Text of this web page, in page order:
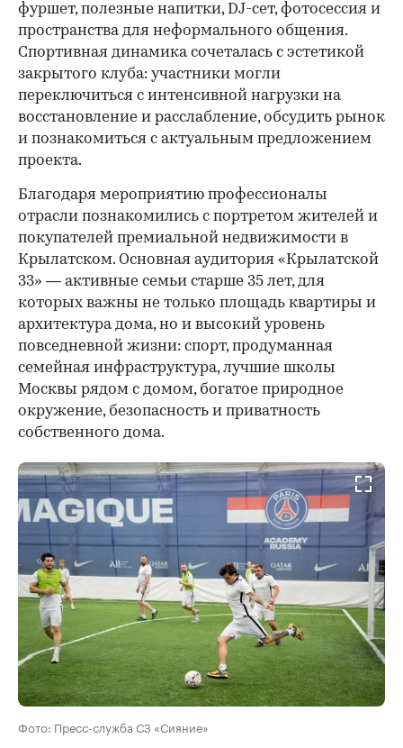
фуршет, полезные напитки, DJ-сет, фотосессия и
пространства для неформального общения.
Спортивная динамика сочеталась с эстетикой
закрытого клуба: участники могли
переключиться с интенсивной нагрузки на
восстановление и расслабление, обсудить рынок
и познакомиться с актуальным предложением
проекта.
Благодаря мероприятию профессионалы
отрасли познакомились с портретом жителей и
покупателей премиальной недвижимости в
Крылатском. Основная аудитория «Крылатской
33» — активные семьи старше 35 лет, для
которых важны не только площадь квартиры и
архитектура дома, но и высокий уровень
повседневной жизни: спорт, продуманная
семейная инфраструктура, лучшие школы
Москвы рядом с домом, богатое природное
окружение, безопасность и приватность
собственного дома.
Фото: Пресс-служба СЗ «Сияние»